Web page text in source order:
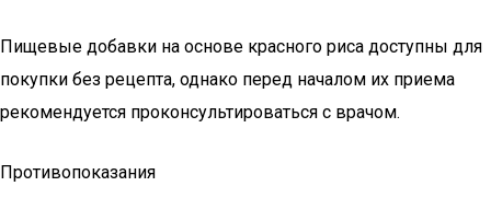
Пищевые добавки на основе красного риса доступны для
покупки без рецепта, однако перед началом их приема
рекомендуется проконсультироваться с врачом.
Противопоказания